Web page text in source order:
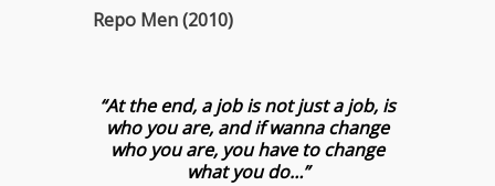
Repo Men (2010)
“At the end, a job is not just a job, is
who you are, and if wanna change
who you are, you have to change
what you do…”